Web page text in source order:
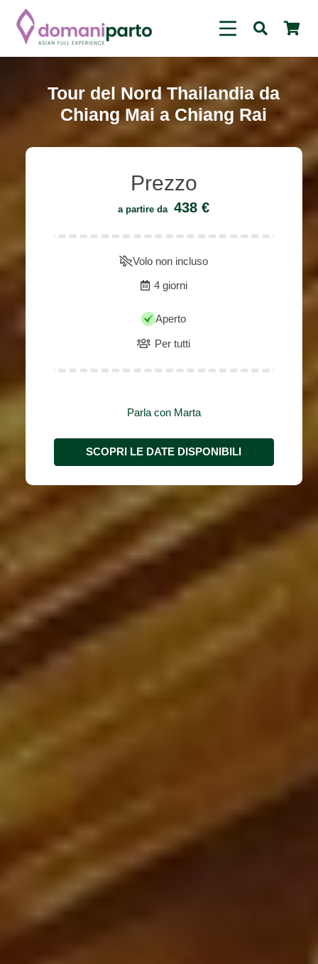
Tour del Nord Thailandia da
Chiang Mai a Chiang Rai
Prezzo
a partire da 438 €
Volo non incluso
4 giorni
Aperto
Per tutti
Parla con Marta
SCOPRI LE DATE DISPONIBILI